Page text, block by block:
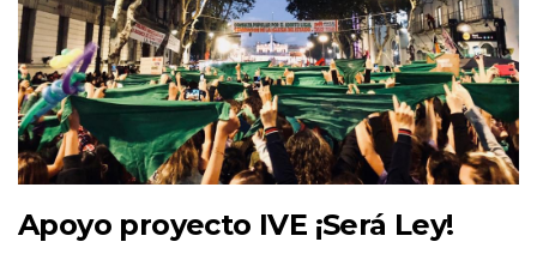
Apoyo proyecto IVE ¡Será Ley!